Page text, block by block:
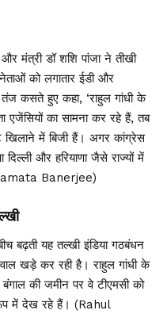
और मंत्री डॉ शशि पांजा ने तीखी
नेताओं को लगातार ईडी और
कसते हुए कहा, ‘राहुल गांधी के
एजेंसियों का सामना कर रहे हैं, तब
में बिजी हैं। अगर कांग्रेस
दिल्ली और हरियाणा जैसे राज्यों में
Banerjee)
बढ़ती यह तल्खी इंडिया गठबंधन
खड़े कर रही है। राहुल गांधी के
की जमीन पर वे टीएमसी को
रूप में देख रहे हैं। (Rahul